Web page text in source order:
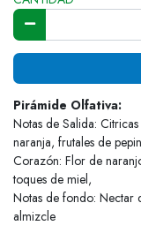
Pirámide Olfativa:
Notas de Salida:
naranja, frutales de
Corazón: Flor de
toques de miel,
Notas de fondo: Nectar
almizcle